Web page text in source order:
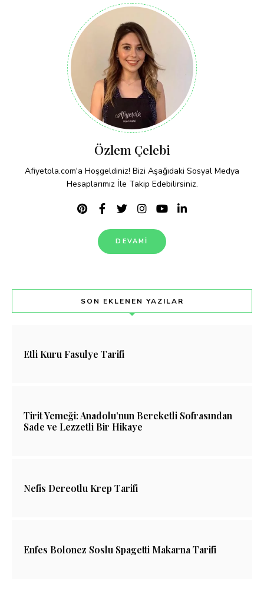
Özlem Çelebi
Afiyetola.com'a Hoşgeldiniz! Bizi Aşağıdaki Sosyal Medya
Hesaplarımız İle Takip Edebilirsiniz.
DEVAMI
SON EKLENEN YAZILAR
Etli Kuru Fasulye Tarifi
Tirit Yemeği: Anadolu’nun Bereketli Sofrasından
Sade ve Lezzetli Bir Hikaye
Nefis Dereotlu Krep Tarifi
Enfes Bolonez Soslu Spagetti Makarna Tarifi